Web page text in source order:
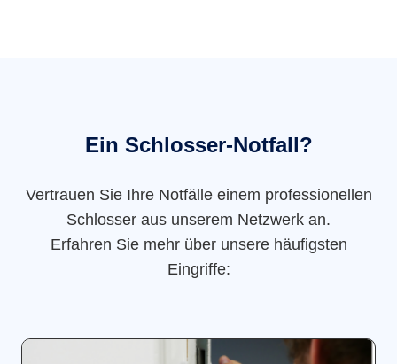
Ein Schlosser-Notfall?
Vertrauen Sie Ihre Notfälle einem professionellen
Schlosser aus unserem Netzwerk an.
Erfahren Sie mehr über unsere häufigsten
Eingriffe: